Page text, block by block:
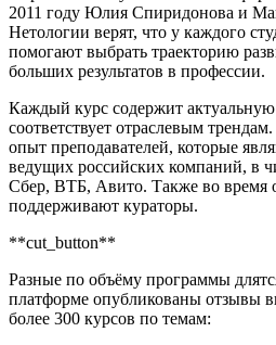
2011 году Юлия Спиридонова и
Нетологии верят, что у каждого
помогают выбрать траекторию
больших результатов в профессии.
Каждый курс содержит
соответствует отраслевым
опыт преподавателей, которые
ведущих российских компаний, в
Сбер, ВТБ, Авито. Также во время
поддерживают кураторы.
**cut_button**
Разные по объёму программы
платформе опубликованы отзывы
более 300 курсов по темам: